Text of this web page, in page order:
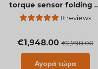
torque sensor folding
bike8 reviews
€1,948.00€2,798.00
Αγορά τώρα